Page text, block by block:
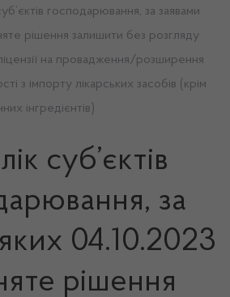
господарювання, за заявами
рішення залишити без розгляду
на провадження/розширення
з імпорту лікарських засобів (крім
інгредієнтів)
суб’єктів
за
04.10.2023
рішення